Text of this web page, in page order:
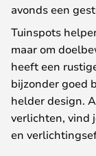
avonds een
Tuinspots
maar om
heeft een
bijzonder goed
helder design.
verlichten, vind
en